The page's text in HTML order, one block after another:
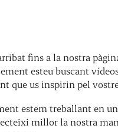
fins a la nostra
esteu buscant
que us inspirin pel
estem treballant en
millor la nostra